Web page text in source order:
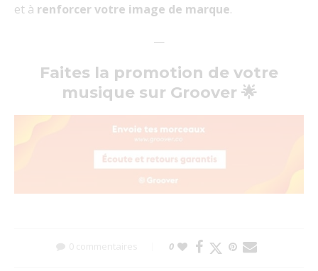
et à renforcer votre image de marque.
—
Faites la promotion de votre
musique sur Groover 🌟
0 commentaires 0